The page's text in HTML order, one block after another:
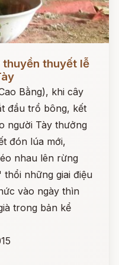
thuyền thuyết lễ
Bằng), khi cây
đầu trổ bông, kết
người Tày thưởng
đón lúa mới,
nhau lên rừng
những giai điệu
vào ngày thìn
trong bản kể